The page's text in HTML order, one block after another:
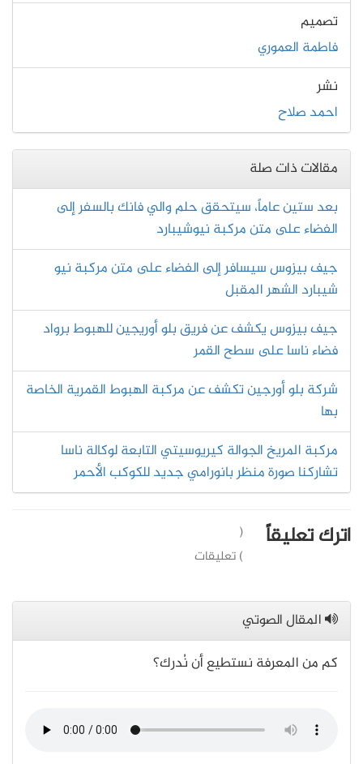
تصميم
فاطمة العموري
نشر
احمد صلاح
مقالات ذات صلة
بعد ستين عاماً، سيتحقق حلم والي فانك بالسفر إلى
الفضاء على متن مركبة نيوشيبارد
جيف بيزوس سيسافر إلى الفضاء على متن مركبة نيو
شيبارد الشهر المقبل
جيف بيزوس يكشف عن فريق بلو أوريجين للهبوط برواد
فضاء ناسا على سطح القمر
شركة بلو أورجين تكشف عن مركبة الهبوط القمرية الخاصة
بها
مركبة المريخ الجوالة كيريوسيتي التابعة لوكالة ناسا
تشاركنا صورة منظر بانورامي جديد للكوكب الأحمر
اترك تعليقاً
(
) تعليقات
المقال الصوتي
كم من المعرفة نستطيع أن نُدرك؟